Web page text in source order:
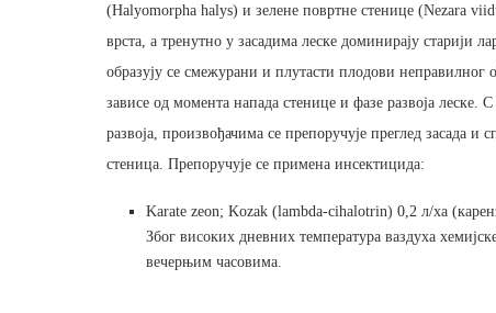
(Halyomorpha halys) и зелене повртне стенице (Nezara
врста, а тренутно у засадима леске доминирају старији
образују се смежурани и плутасти плодови
зависе од момента напада стенице и фазе развоја леске.
развоја, произвођачима се препоручује преглед засада
стеница. Препоручује се примена инсектицида:
Karate zeon; Kozak (lambda-cihalotrin) 0,2 л/ха
Због високих дневних температура ваздуха
вечерњим часовима.